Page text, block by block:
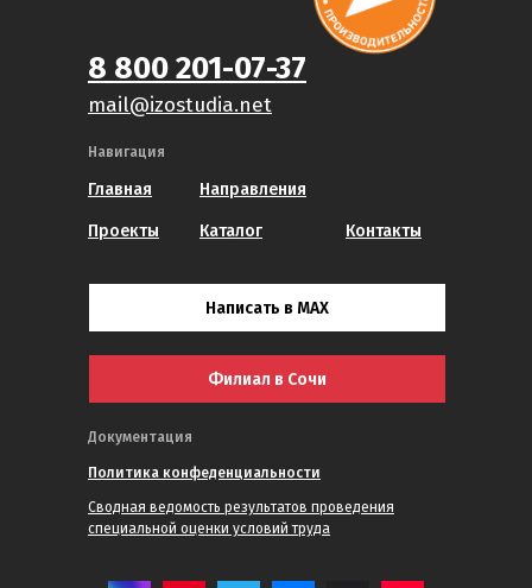
Главная
Политика конфеденциальности
Навигация
Документация
Направления
Каталог Контакты
8 800 201-07-37
Сводная ведомость результатов проведения
специальной оценки условий труда
Проекты
mail@izostudia.net
Написать в MAX
Филиал в Сочи